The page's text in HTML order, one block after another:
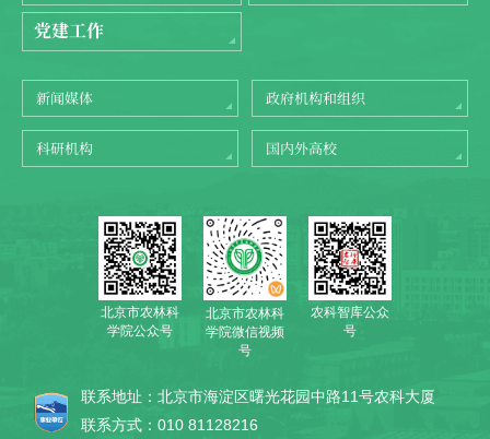
党建工作
新闻媒体 政府机构和组织
科研机构 国内外高校
北京市农林科
学院公众号
北京市农林科
学院微信视频
号
农科智库公众
号
联系地址：北京市海淀区曙光花园中路11号农科大厦
联系方式：010 81128216